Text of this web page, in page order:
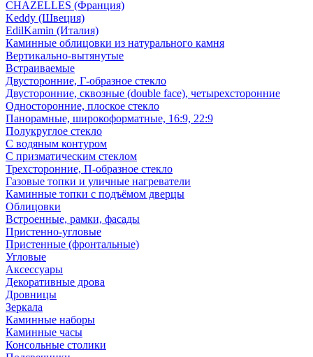
CHAZELLES (Франция)
Keddy (Швеция)
EdilKamin (Италия)
Каминные облицовки из натурального камня
Вертикально-вытянутые
Встраиваемые
Двусторонние, Г-образное стекло
Двусторонние, сквозные (double face), четырехсторонние
Односторонние, плоское стекло
Панорамные, широкоформатные, 16:9, 22:9
Полукруглое стекло
С водяным контуром
С призматическим стеклом
Трехсторонние, П-образное стекло
Газовые топки и уличные нагреватели
Каминные топки с подъёмом дверцы
Облицовки
Встроенные, рамки, фасады
Пристенно-угловые
Пристенные (фронтальные)
Угловые
Аксессуары
Декоративные дрова
Дровницы
Зеркала
Каминные наборы
Каминные часы
Консольные столики